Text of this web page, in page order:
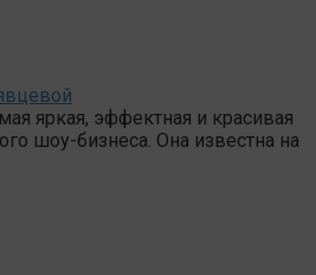
яркая, эффектная и красивая
шоу-бизнеса. Она известна на